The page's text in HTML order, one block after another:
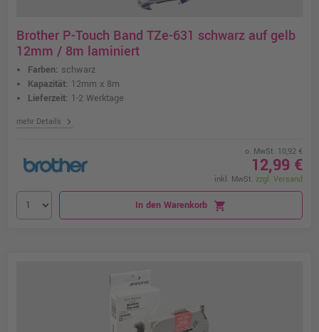
Brother P-Touch Band TZe-631 schwarz auf gelb
12mm / 8m laminiert
Farben: schwarz
Kapazität: 12mm x 8m
Lieferzeit: 1-2 Werktage
mehr Details chevron_right
o. MwSt. 10,92 €
12,99 €
inkl. MwSt. zzgl. Versand
In den Warenkorb shopping_cart